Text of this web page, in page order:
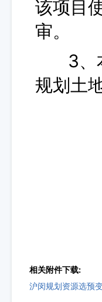
该项目
审。
3、本
规划土
相关附件下载:
沪闵规划资源选预